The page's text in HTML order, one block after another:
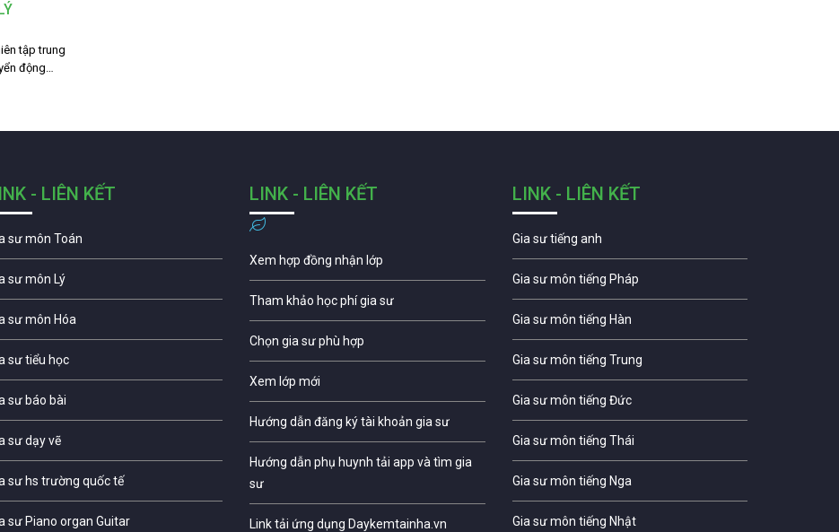
tập trung
động…
- LIÊN KẾT
sư môn Toán
sư môn Lý
sư môn Hóa
sư tiểu học
sư báo bài
sư dạy vẽ
sư hs trường quốc tế
sư Piano organ Guitar
LINK - LIÊN KẾT
Xem hợp đồng nhận lớp
Tham khảo học phí gia sư
Chọn gia sư phù hợp
Xem lớp mới
Hướng dẫn đăng ký tài khoản gia sư
Hướng dẫn phụ huynh tải app và tìm gia
sư
Link tải ứng dụng Daykemtainha.vn
LINK - LIÊN KẾT
Gia sư tiếng anh
Gia sư môn tiếng Pháp
Gia sư môn tiếng Hàn
Gia sư môn tiếng Trung
Gia sư môn tiếng Đức
Gia sư môn tiếng Thái
Gia sư môn tiếng Nga
Gia sư môn tiếng Nhật